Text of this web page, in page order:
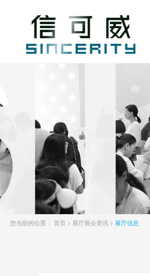
您当前的位置： 首页 > 展厅展会资讯 > 展厅信息